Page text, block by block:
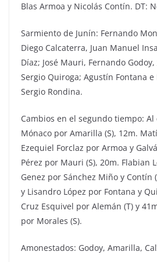
Blas Armoa y Nicolás Contín. DT:
Sarmiento de Junín: Fernando
Diego Calcaterra, Juan Manuel
Díaz; José Mauri, Fernando
Sergio Quiroga; Agustín Fontana e
Sergio Rondina.
Cambios en el segundo tiempo:
Mónaco por Amarilla (S), 12m.
Ezequiel Forclaz por Armoa y
Pérez por Mauri (S), 20m. Flabian
Genez por Sánchez Miño y Contín
y Lisandro López por Fontana y
Cruz Esquivel por Alemán (T) y
por Morales (S).
Amonestados: Godoy, Amarilla,